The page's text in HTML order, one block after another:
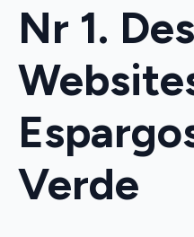
Nr 1.
Verde